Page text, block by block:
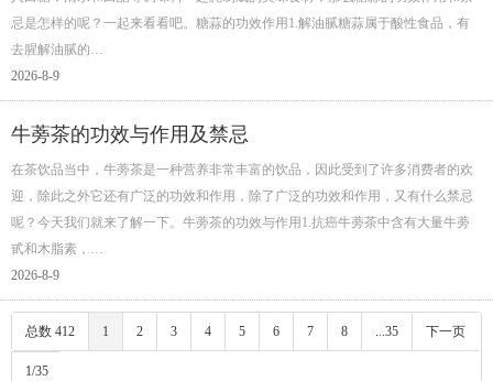
忌是怎样的呢？一起来看看吧。糖蒜的功效作用1.解油腻糖蒜属于酸性食品，有
去腥解油腻的…
2026-8-9
牛蒡茶的功效与作用及禁忌
在茶饮品当中，牛蒡茶是一种营养非常丰富的饮品，因此受到了许多消费者的欢
迎，除此之外它还有广泛的功效和作用，除了广泛的功效和作用，又有什么禁忌
呢？今天我们就来了解一下。牛蒡茶的功效与作用1.抗癌牛蒡茶中含有大量牛蒡
甙和木脂素，…
2026-8-9
总数 412 1 2 3 4 5 6 7 8 ...35 下一页
1/35